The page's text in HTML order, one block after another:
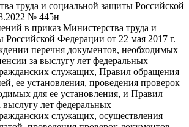
труда и социальной защиты Российской
№ 445н
в приказ Министерства труда и
Российской Федерации от 22 мая 2017 г.
перечня документов, необходимых
за выслугу лет федеральных
служащих, Правил обращения
ее установления, проведения проверок
для ее установления, и Правил
лет федеральных
служащих, осуществления